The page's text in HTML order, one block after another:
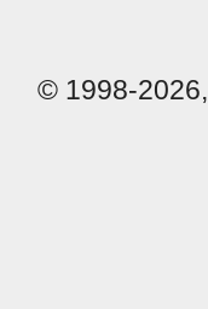
© 1998-2026,